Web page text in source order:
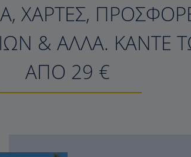
ΧΆΡΤΕΣ,
& ΆΛΛΑ. ΚΆΝΤΕ
ΑΠΌ 29 €